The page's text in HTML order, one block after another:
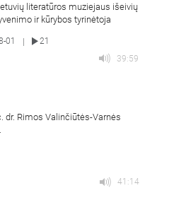
literatūros muziejaus išeivių
ir kūrybos tyrinėtoja
01 |
21
39:59
dr. Rimos Valinčiūtės-Varnės
41:14